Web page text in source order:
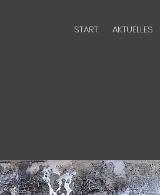
START AKTUELLES